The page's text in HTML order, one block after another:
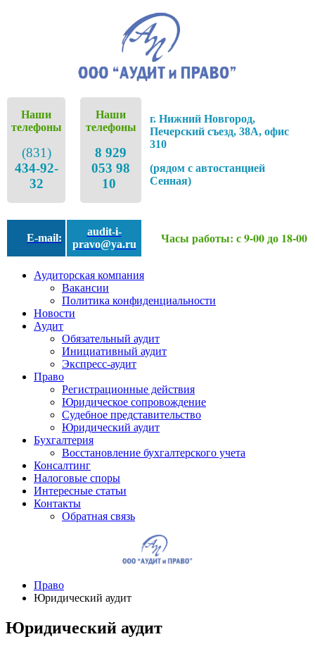
Наши
телефоны
(831)
434-92-
32
Наши
телефоны
8 929
053 98
10
г. Нижний Новгород,
Печерский съезд, 38А, офис
310
(рядом с автостанцией
Сенная)
E-mail:
audit-i-
pravo@ya.ru
Часы работы: с 9-00 до 18-00
Аудиторская компания
Вакансии
Политика конфиденциальности
Новости
Аудит
Обязательный аудит
Инициативный аудит
Экспресс-аудит
Право
Регистрационные действия
Юридическое сопровождение
Судебное представительство
Юридический аудит
Бухгалтерия
Восстановление бухгалтерского учета
Консалтинг
Налоговые споры
Интересные статьи
Контакты
Обратная связь
Право
Юридический аудит
Юридический аудит